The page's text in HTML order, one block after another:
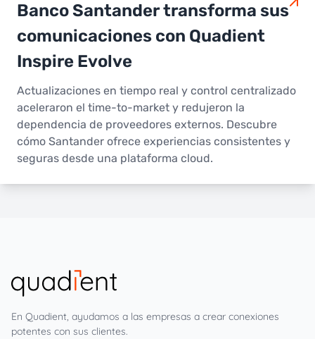
Banco Santander transforma sus
comunicaciones con Quadient
Inspire Evolve
Actualizaciones en tiempo real y control centralizado
aceleraron el time-to-market y redujeron la
dependencia de proveedores externos. Descubre
cómo Santander ofrece experiencias consistentes y
seguras desde una plataforma cloud.
En Quadient, ayudamos a las empresas a crear conexiones
potentes con sus clientes.